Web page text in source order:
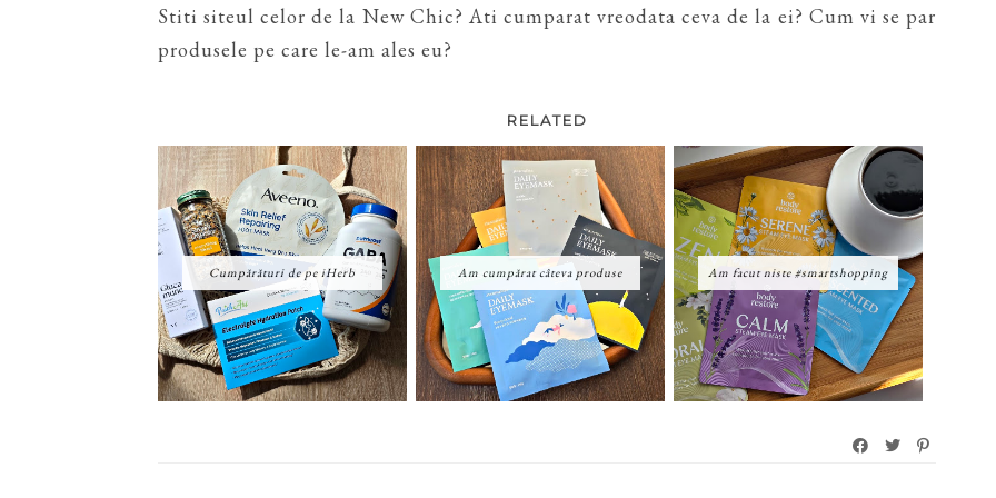
Stiti siteul celor de la New Chic? Ati cumparat vreodata ceva de la ei? Cum vi se par
produsele pe care le-am ales eu?
RELATED
Cumpărături de pe iHerb Am cumpărat câteva produse Am facut niste #smartshopping